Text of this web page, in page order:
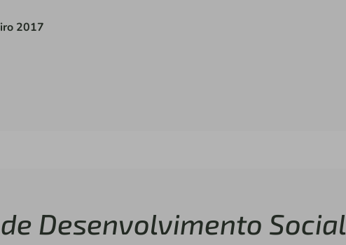
2017
Desenvolvimento Social